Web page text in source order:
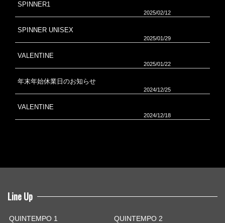
SPINNER1
2025/02/12
SPINNER UNISEX
2025/01/29
VALENTINE
2025/01/22
年末年始休業日のお知らせ
2024/12/25
VALENTINE
2024/12/18
Line Up
QUINTEMPO 1
QUINTEMPO 2